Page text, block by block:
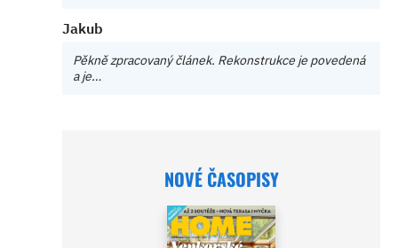
Jakub
Pěkně zpracovaný článek. Rekonstrukce je povedená
a je…
NOVÉ ČASOPISY